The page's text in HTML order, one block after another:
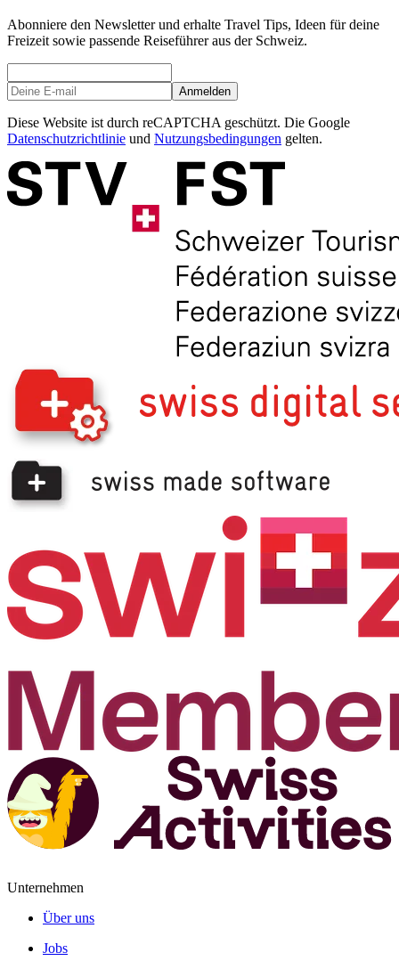
Abonniere den Newsletter und erhalte Travel Tips, Ideen für deine
Freizeit sowie passende Reiseführer aus der Schweiz.
Anmelden
Diese Website ist durch reCAPTCHA geschützt. Die Google
Datenschutzrichtlinie und Nutzungsbedingungen gelten.
Unternehmen
Über uns
Jobs